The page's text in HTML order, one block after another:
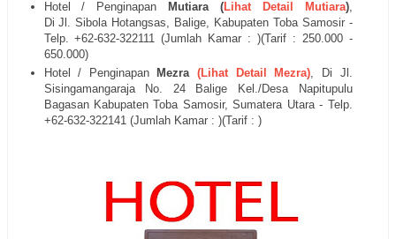
Hotel / Penginapan Mutiara (Lihat Detail Mutiara),
DiJl.Sibola Hotangsas, Balige, Kabupaten Toba Samosir -
Telp. +62-632-322111 (Jumlah Kamar : )(Tarif : 250.000 -
650.000)
Hotel / PenginapanMezra (Lihat Detail Mezra), Di Jl.
Sisingamangaraja No. 24 Balige Kel./Desa Napitupulu
Bagasan Kabupaten Toba Samosir, Sumatera Utara - Telp.
+62-632-322141(Jumlah Kamar : )(Tarif : )